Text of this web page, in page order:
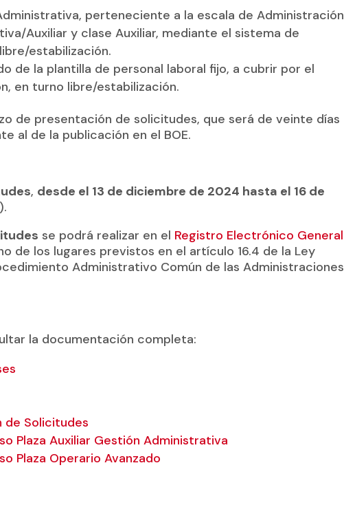
perteneciente a la escala de Administración
Auxiliar y clase Auxiliar, mediante el sistema de
estabilización.
de la plantilla de personal laboral fijo, a cubrir por el
en turno libre/estabilización.
de presentación de solicitudes, que será de veinte días
al de la publicación en el BOE.
, desde el 13 de diciembre de 2024 hasta el 16 de
se podrá realizar en el Registro Electrónico General
de los lugares previstos en el artículo 16.4 de la Ley
Administrativo Común de las Administraciones
la documentación completa:
de Solicitudes
Plaza Auxiliar Gestión Administrativa
Plaza Operario Avanzado